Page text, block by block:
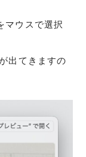
マウスで選択
出てきますの